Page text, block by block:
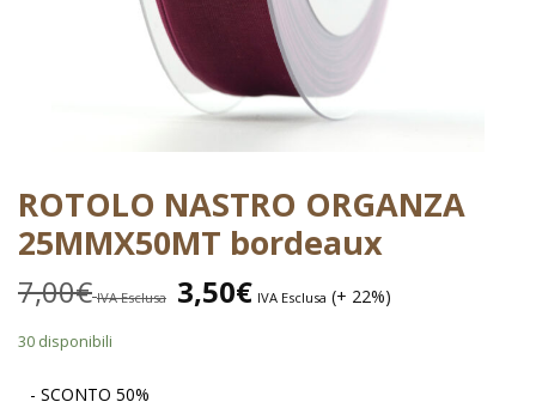
ROTOLO NASTRO ORGANZA
25MMX50MT bordeaux
7,00€ IVA Esclusa 3,50€ IVA Esclusa (+ 22%)
30 disponibili
- SCONTO 50%